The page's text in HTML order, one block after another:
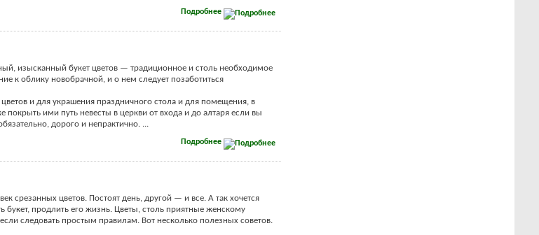
Подробнее
изысканный букет цветов — традиционное и столь необходимое
к облику новобрачной, и о нем следует позаботиться
и для украшения праздничного стола и для помещения, в
покрыть ими путь невесты в церкви от входа и до алтаря если вы
дорого и непрактично. ...
Подробнее
срезанных цветов. Постоят день, другой — и все. А так хочется
букет, продлить его жизнь. Цветы, столь приятные женскому
следовать простым правилам. Вот несколько полезных советов.